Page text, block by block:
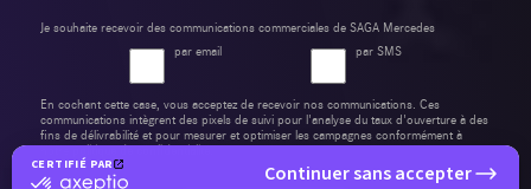
CERTIFIÉ PAR
certifié
Continuer sans accepter
Je souhaite recevoir des communications commerciales de SAGA Mercedes
par email
par SMS
En cochant cette case, vous acceptez de recevoir nos communications. Ces
communications intègrent des pixels de suivi pour l'analyse du taux d'ouverture à des
fins de délivrabilité et pour mesurer et optimiser les campagnes conformément à
notrepolitique de confidentialité.